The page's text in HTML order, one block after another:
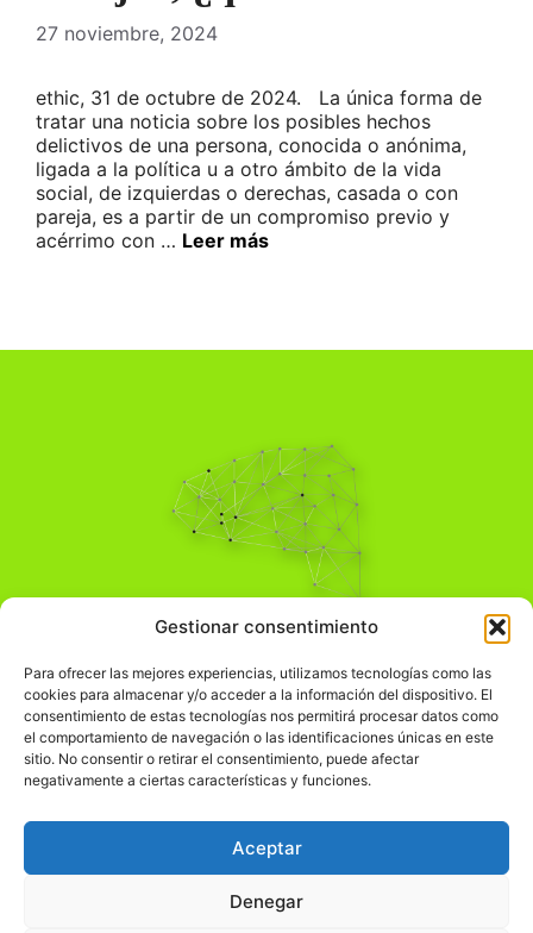
Gestionar consentimiento
Para ofrecer las mejores experiencias, utilizamos tecnologías como las
cookies para almacenar y/o acceder a la información del dispositivo. El
consentimiento de estas tecnologías nos permitirá procesar datos como
el comportamiento de navegación o las identificaciones únicas en este
sitio. No consentir o retirar el consentimiento, puede afectar
negativamente a ciertas características y funciones.
Aceptar
Denegar
27 noviembre, 2024
ethic, 31 de octubre de 2024. La única forma de
tratar una noticia sobre los posibles hechos
delictivos de una persona, conocida o anónima,
ligada a la política u a otro ámbito de la vida
social, de izquierdas o derechas, casada o con
pareja, es a partir de un compromiso previo y
acérrimo con … Leer más
Pensamiento Crítico
Comprender el mundo para transformarlo.
Información Legal
჻Política de privacidad
Política de cookies